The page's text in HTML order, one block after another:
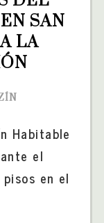
SAN
LA
Habitable
el
en el